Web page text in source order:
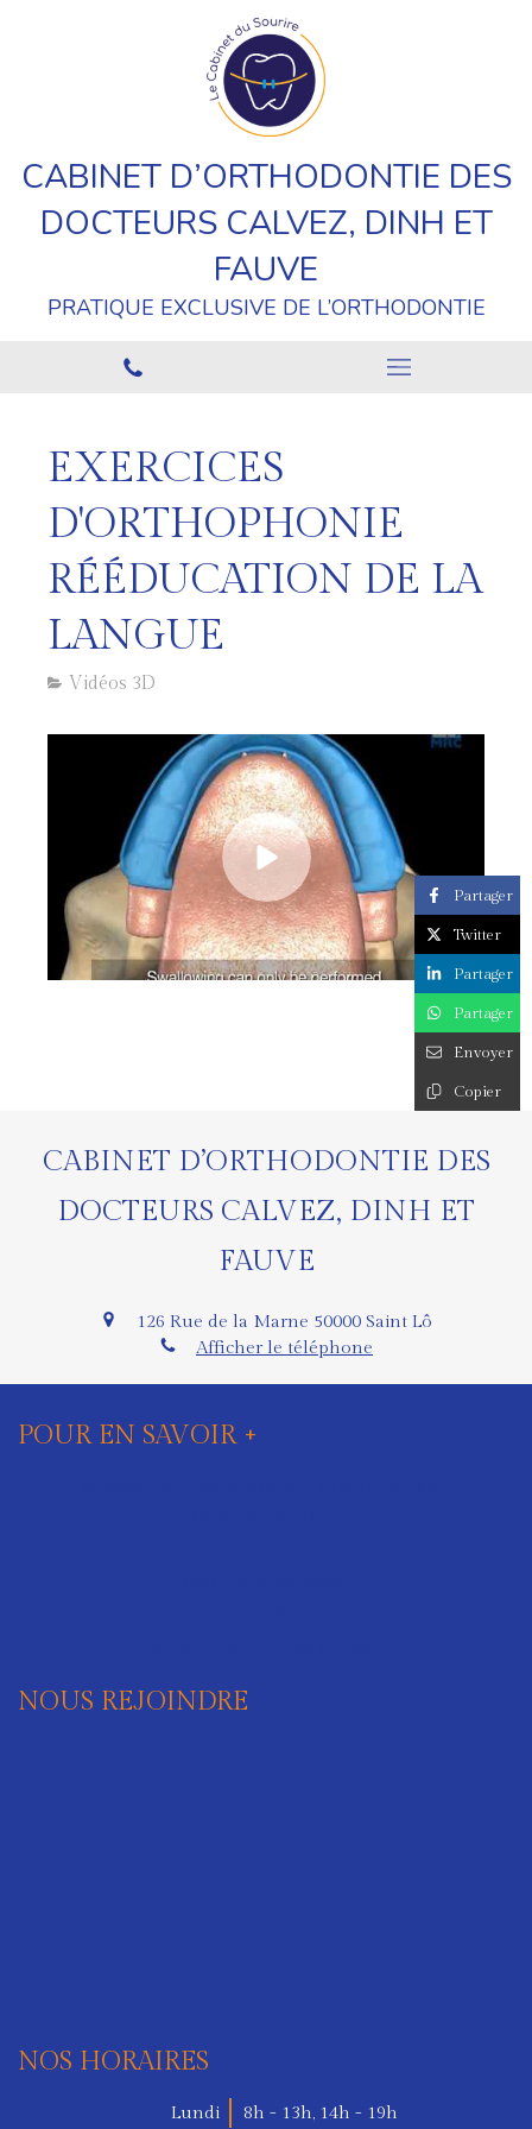
CABINET D’ORTHODONTIE DES
DOCTEURS CALVEZ, DINH ET
FAUVE
PRATIQUE EXCLUSIVE DE L’ORTHODONTIE
EXERCICES
D'ORTHOPHONIE
RÉÉDUCATION DE LA
LANGUE
Vidéos 3D
Partager
Twitter
Partager
Partager
Envoyer
Copier
CABINET D’ORTHODONTIE DES
DOCTEURS CALVEZ, DINH ET
FAUVE
126 Rue de la Marne 50000 Saint Lô
Afficher le téléphone
POUR EN SAVOIR +
NOUS REJOINDRE
NOS HORAIRES
Lundi 8h - 13h, 14h - 19h